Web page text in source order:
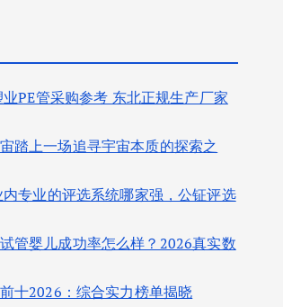
PE管采购参考 东北正规生产厂家
踏上一场追寻宇宙本质的探索之
专业的评选系统哪家强，公钲评选
管婴儿成功率怎么样？2026真实数
十2026：综合实力榜单揭晓